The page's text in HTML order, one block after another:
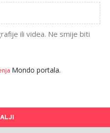
ili videa. Ne smije biti
Mondo portala.